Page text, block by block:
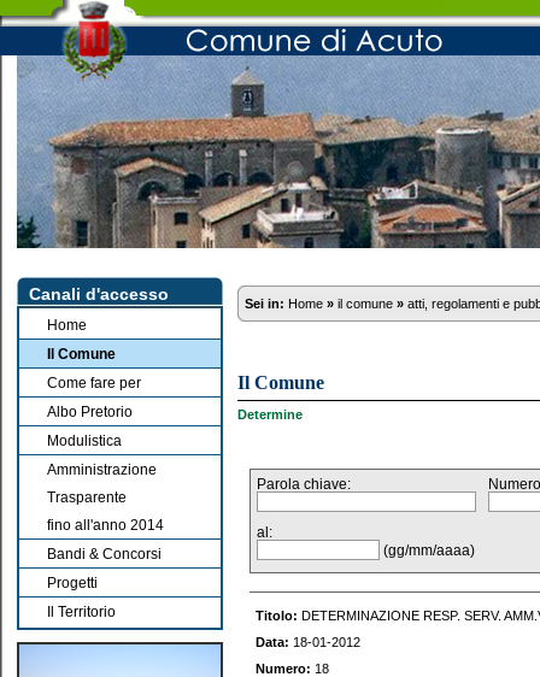
Canali d'accesso
Home
Il Comune
Come fare per
Albo Pretorio
Modulistica
Amministrazione
Trasparente
fino all'anno 2014
Bandi & Concorsi
Progetti
Il Territorio
Sei in: Home » il comune » atti, regolamenti e
Il Comune
Determine
Parola chiave:
al:
(gg/mm/aaaa)
Titolo: DETERMINAZIONE RESP. SERV.
Data: 18-01-2012
Numero: 18